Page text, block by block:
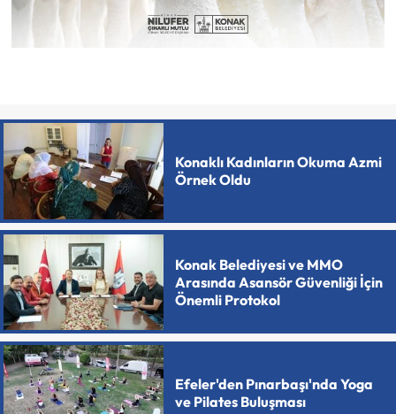
Konaklı Kadınların Okuma Azmi
Örnek Oldu
Konak Belediyesi ve MMO
Arasında Asansör Güvenliği İçin
Önemli Protokol
Efeler'den Pınarbaşı'nda Yoga
ve Pilates Buluşması